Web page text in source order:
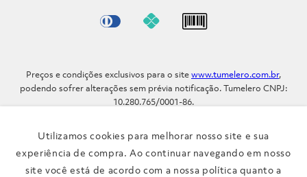
Utilizamos cookies para melhorar nosso site e sua
experiência de compra. Ao continuar navegando em nosso
site você está de acordo com a nossa política quanto a
Preços e condições exclusivos para o sitewww.tumelero.com.br,
podendo sofrer alterações sem prévia notificação. Tumelero CNPJ:
10.280.765/0001-86.
91.110-001
Telefone: (51) 3371-9290